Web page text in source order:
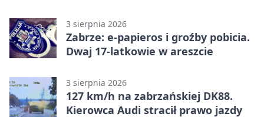
3 sierpnia 2026
Zabrze: e-papieros i groźby pobicia.
Dwaj 17-latkowie w areszcie
3 sierpnia 2026
127 km/h na zabrzańskiej DK88.
Kierowca Audi stracił prawo jazdy